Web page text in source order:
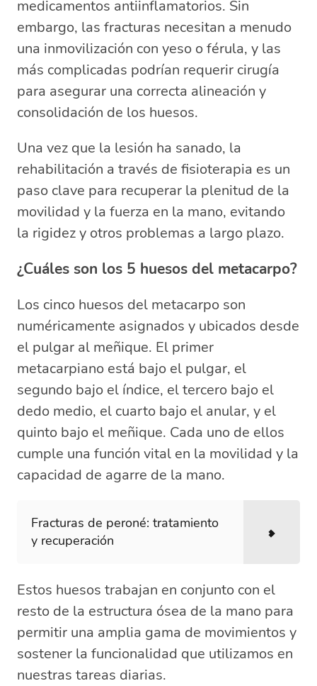
medicamentos antiinflamatorios. Sin
embargo, las fracturas necesitan a menudo
una inmovilización con yeso o férula, y las
más complicadas podrían requerir cirugía
para asegurar una correcta alineación y
consolidación de los huesos.
Una vez que la lesión ha sanado, la
rehabilitación a través de fisioterapia es un
paso clave para recuperar la plenitud de la
movilidad y la fuerza en la mano, evitando
la rigidez y otros problemas a largo plazo.
¿Cuáles son los 5 huesos del metacarpo?
Los cinco huesos del metacarpo son
numéricamente asignados y ubicados desde
el pulgar al meñique. El primer
metacarpiano está bajo el pulgar, el
segundo bajo el índice, el tercero bajo el
dedo medio, el cuarto bajo el anular, y el
quinto bajo el meñique. Cada uno de ellos
cumple una función vital en la movilidad y la
capacidad de agarre de la mano.
Fracturas de peroné: tratamiento
y recuperación
Estos huesos trabajan en conjunto con el
resto de la estructura ósea de la mano para
permitir una amplia gama de movimientos y
sostener la funcionalidad que utilizamos en
nuestras tareas diarias.